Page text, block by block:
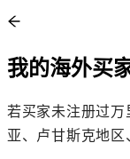
我的海外买
若买家未注册过
亚、卢甘斯克地